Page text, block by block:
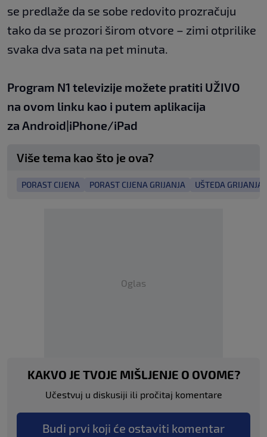
se predlaže da se sobe redovito prozračuju
tako da se prozori širom otvore – zimi otprilike
svaka dva sata na pet minuta.
Program N1 televizije možete pratiti UŽIVO
na ovom linku kao i putem aplikacija
za Android|iPhone/iPad
Više tema kao što je ova?
PORAST CIJENA PORAST CIJENA GRIJANJA UŠTEDA GRIJANJA
Oglas
KAKVO JE TVOJE MIŠLJENJE O OVOME?
Učestvuj u diskusiji ili pročitaj komentare
Budi prvi koji će ostaviti komentar